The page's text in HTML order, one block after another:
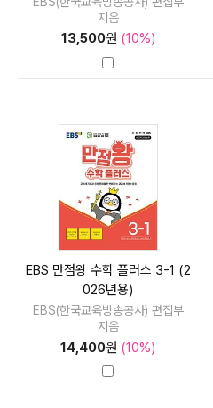
지음
13,500원 (10%)
EBS 만점왕 수학 플러스 3-1 (2
026년용)
EBS(한국교육방송공사) 편집부
지음
14,400원 (10%)